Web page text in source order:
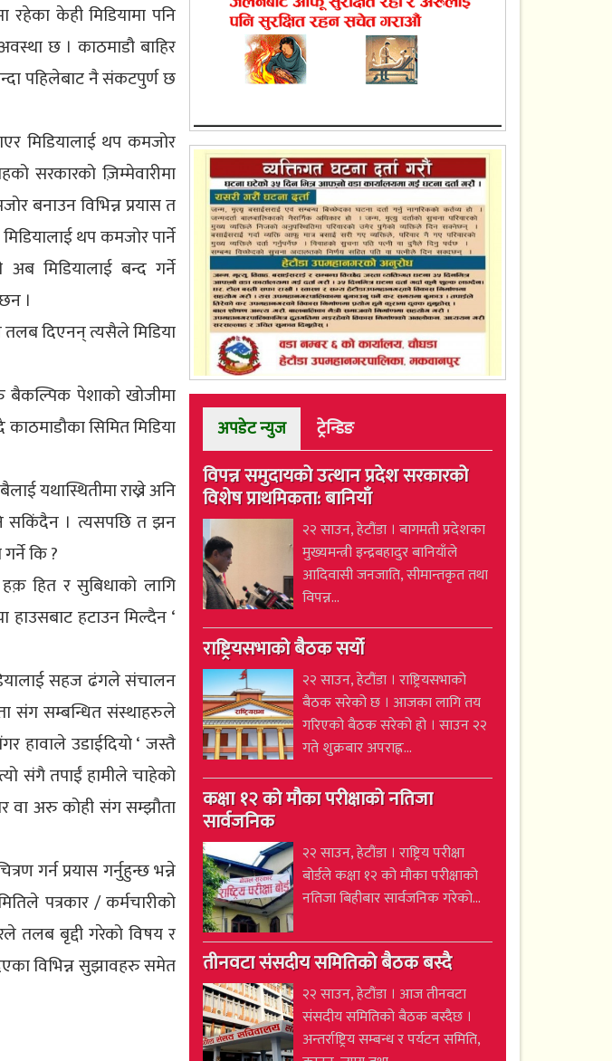
केही मिडियामा पनि
छ । काठमाडौ बाहिर
पहिलेबाट नै संकटपुर्ण छ
मिडियालाई थप कमजोर
सरकारको ज़िम्मेवारीमा
बनाउन विभिन्न प्रयास त
थप कमजोर पार्ने
मिडियालाई बन्द गर्ने
।
तलब दिएनन् त्यसैले मिडिया
बैकल्पिक पेशाको खोजीमा
सिमित मिडिया
यथास्थितीमा राख्ने अनि
सकिंदैन । त्यसपछि त झन
कि ?
हित र सुबिधाको लागि
हाउसबाट हटाउन मिल्दैन ‘
सहज ढंगले संचालन
संग सम्बन्धित संस्थाहरुले
हावाले उडाईदियो ‘ जस्तै
संगै तपाईं हामीले चाहेको
वा अरु कोही संग सम्झौता
गर्न प्रयास गर्नुहुन्छ भन्ने
पत्रकार / कर्मचारीको
तलब बृद्दी गरेको विषय र
विभिन्न सुझावहरु समेत
अपडेट न्युज ट्रेन्डिङ
विपन्न समुदायको उत्थान प्रदेश सरकारको
विशेष प्राथमिकता: बानियाँ
२२ साउन, हेटौंडा । बागमती प्रदेशका
मुख्यमन्त्री इन्द्रबहादुर बानियाँले
आदिवासी जनजाति, सीमान्तकृत तथा
विपन्न...
राष्ट्रियसभाको बैठक सर्यो
२२ साउन, हेटौंडा । राष्ट्रियसभाको
बैठक सरेको छ । आजका लागि तय
गरिएको बैठक सरेको हो । साउन २२
गते शुक्रबार अपराह्न...
कक्षा १२ को मौका परीक्षाको नतिजा
सार्वजनिक
२२ साउन, हेटौंडा । राष्ट्रिय परीक्षा
बोर्डले कक्षा १२ को मौका परीक्षाको
नतिजा बिहीबार सार्वजनिक गरेको...
तीनवटा संसदीय समितिको बैठक बस्दै
२२ साउन, हेटौंडा । आज तीनवटा
संसदीय समितिको बैठक बस्दैछ ।
अन्तर्राष्ट्रिय सम्बन्ध र पर्यटन समिति,